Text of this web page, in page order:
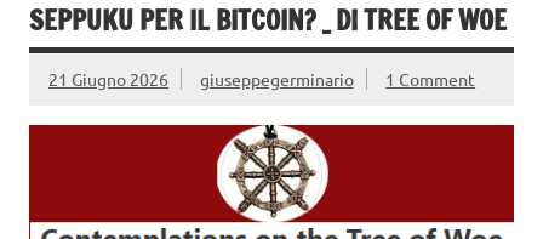
SEPPUKU PER IL BITCOIN? _ DI TREE OF WOE
21 Giugno 2026 giuseppegerminario 1 Comment